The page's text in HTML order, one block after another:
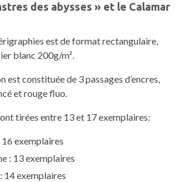
des abysses » et le Calamar
est de format rectangulaire,
blanc 200g/m².
est constituée de 3 passages d’encres,
et rouge fluo.
tirées entre 13 et 17 exemplaires:
exemplaires
: 13 exemplaires
14 exemplaires